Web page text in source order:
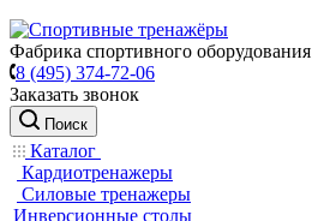
Фабрика спортивного оборудования
8 (495) 374-72-06
Заказать звонок
Поиск
Каталог
Кардиотренажеры
Силовые тренажеры
Инверсионные столы